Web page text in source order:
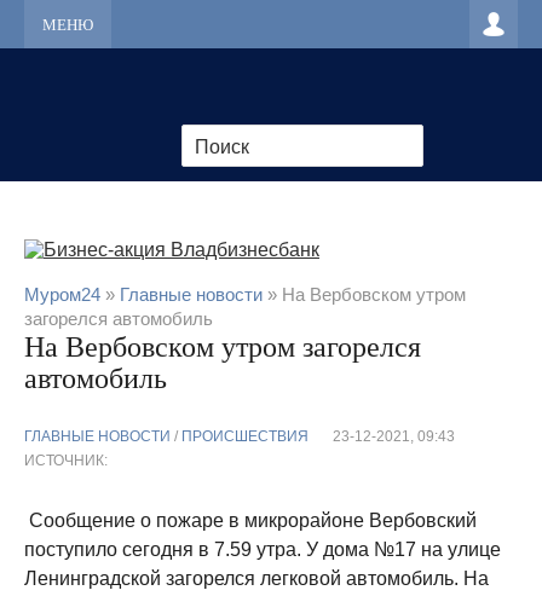
МЕНЮ
Муром24 » Главные новости » На Вербовском утром
загорелся автомобиль
На Вербовском утром загорелся
автомобиль
ГЛАВНЫЕ НОВОСТИ / ПРОИСШЕСТВИЯ
23-12-2021, 09:43
ИСТОЧНИК:
Сообщение о пожаре в микрорайоне Вербовский
поступило сегодня в 7.59 утра. У дома №17 на улице
Ленинградской загорелся легковой автомобиль. На